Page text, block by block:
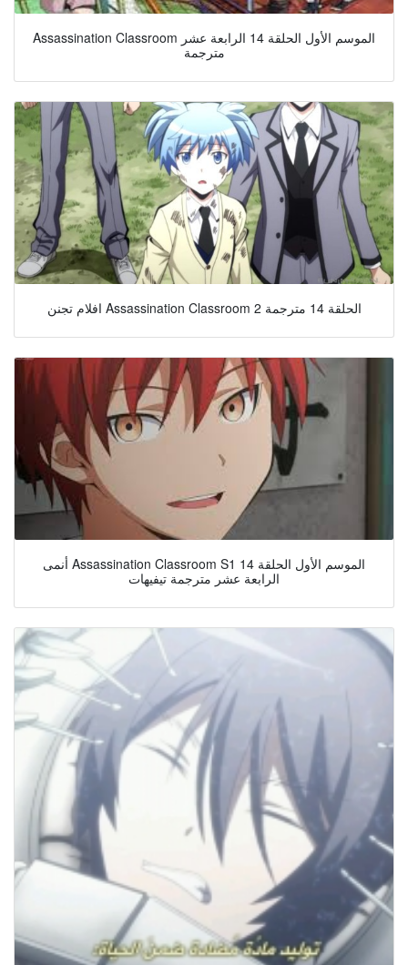
Assassination Classroom الموسم الأول الحلقة 14 الرابعة عشر
مترجمة
افلام تجنن Assassination Classroom 2 الحلقة 14 مترجمة
أنمى Assassination Classroom S1 الموسم الأول الحلقة 14
الرابعة عشر مترجمة تيفيهات